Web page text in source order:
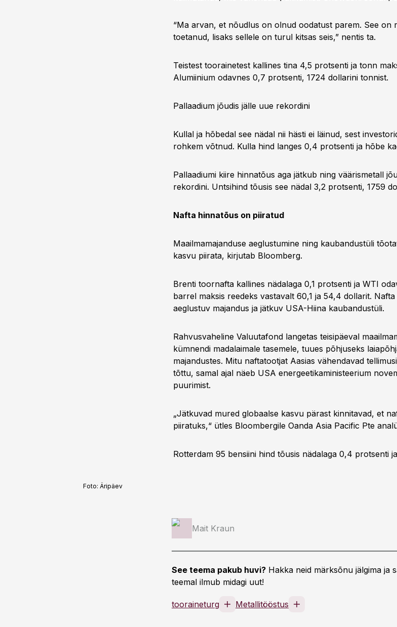
“Ma arvan, et nõudlus on olnud oodatust parem. See on
toetanud, lisaks sellele on turul kitsas seis,” nentis ta.
Teistest toorainetest kallines tina 4,5 protsenti ja tonn
Alumiinium odavnes 0,7 protsenti, 1724 dollarini tonnist.
Pallaadium jõudis jälle uue rekordini
Kullal ja hõbedal see nädal nii hästi ei läinud, sest
rohkem võtnud. Kulla hind langes 0,4 protsenti ja hõbe
Pallaadiumi kiire hinnatõus aga jätkub ning väärismetall
rekordini. Untsihind tõusis see nädal 3,2 protsenti, 1759
Nafta hinnatõus on piiratud
Maailmamajanduse aeglustumine ning kaubandustüli
kasvu piirata, kirjutab Bloomberg.
Brenti toornafta kallines nädalaga 0,1 protsenti ja WTI
barrel maksis reedeks vastavalt 60,1 ja 54,4 dollarit.
aeglustuv majandus ja jätkuv USA-Hiina kaubandustüli.
Rahvusvaheline Valuutafond langetas teisipäeval
kümnendi madalaimale tasemele, tuues põhjuseks
majandustes. Mitu naftatootjat Aasias vähendavad
tõttu, samal ajal näeb USA energeetikaministeerium
puurimist.
„Jätkuvad mured globaalse kasvu pärast kinnitavad, et
piiratuks,“ ütles Bloombergile Oanda Asia Pacific Pte
Rotterdam 95 bensiini hind tõusis nädalaga 0,4 protsenti
Foto: Äripäev
Mait Kraun
See teema pakub huvi? Hakka neid märksõnu jälgima ja
teemal ilmub midagi uut!
tooraineturg Metallitööstus